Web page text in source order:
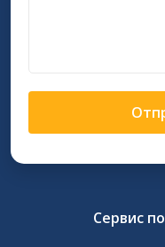
Сервис